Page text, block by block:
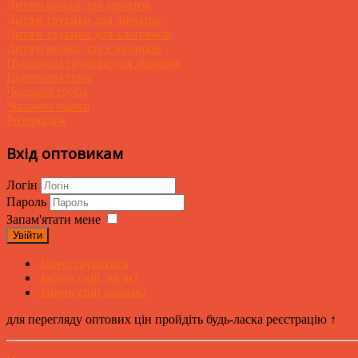
Дитячі майки для дівчаток
Дитячі трусики для дівчаток
Дитячі трусики для хлопчиків
Дитячі майки для хлопчиків
Підліткові трусики для дівчаток
Підліткові топи
Чоловічі труси
Чоловічі майки
Розпродаж
Вхід оптовикам
Логін
Пароль
Запам'ятати мене
Увійти
Зареєструватися
Забули свій логін?
Забули свій пароль?
для перегляду оптових цін пройдіть будь-ласка реєстрацію ↑